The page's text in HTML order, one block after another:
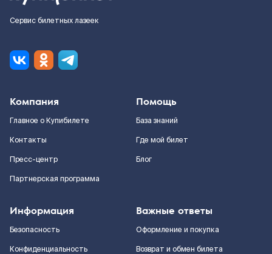
Сервис билетных лазеек
Компания
Главное о Купибилете
Контакты
Пресс-центр
Партнерская программа
Помощь
База знаний
Где мой билет
Блог
Информация
Безопасность
Конфиденциальность
Важные ответы
Оформление и покупка
Возврат и обмен билета